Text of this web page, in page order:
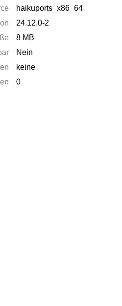
haikuports_x86_64
24.12.0-2
8 MB
Nein
keine
0